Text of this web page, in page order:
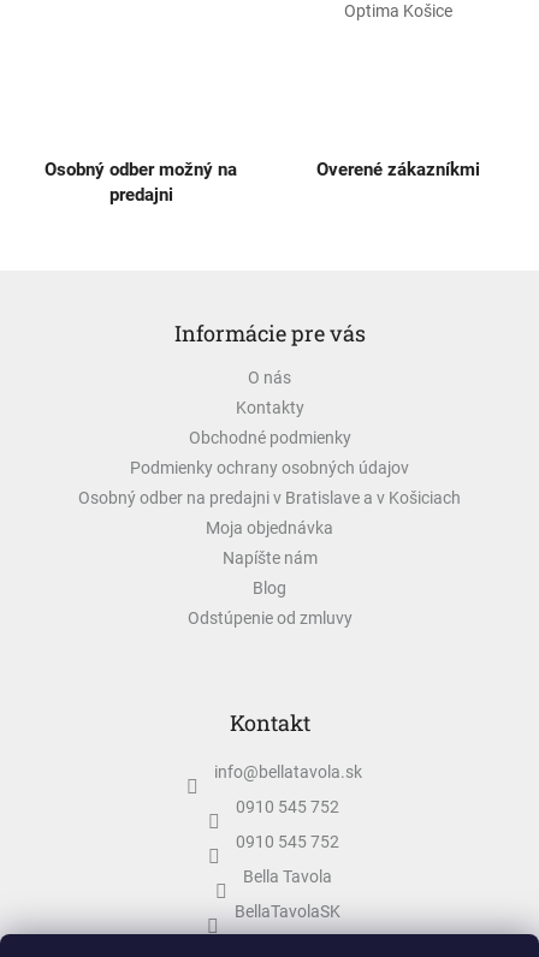
Optima Košice
Osobný odber možný na
predajni
Overené zákazníkmi
Informácie pre vás
O nás
Kontakty
Obchodné podmienky
Podmienky ochrany osobných údajov
Osobný odber na predajni v Bratislave a v Košiciach
Moja objednávka
Napíšte nám
Blog
Odstúpenie od zmluvy
Kontakt
info@bellatavola.sk
0910 545 752
0910 545 752
Bella Tavola
BellaTavolaSK